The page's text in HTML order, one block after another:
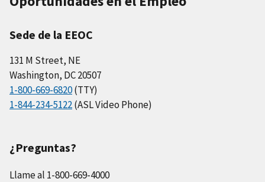
Sede de la EEOC
131 M Street, NE
Washington, DC 20507
1-800-669-6820(TTY)
1-844-234-5122(ASL Video Phone)
¿Preguntas?
Llame al 1-800-669-4000